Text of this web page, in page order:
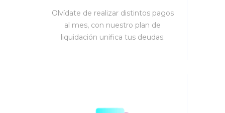
Olvídate de realizar distintos pagos
al mes, con nuestro plan de
liquidación unifica tus deudas.